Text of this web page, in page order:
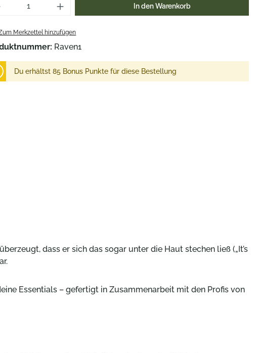
Anzahl: Gib den gewünschten Wert
In den Warenkorb
Merkzettel hinzufügen
Raven1
Du erhältst 85 Bonus Punkte für diese Bestellung
dass er sich das sogar unter die Haut stechen ließ („It’s
Essentials – gefertigt in Zusammenarbeit mit den Profis von